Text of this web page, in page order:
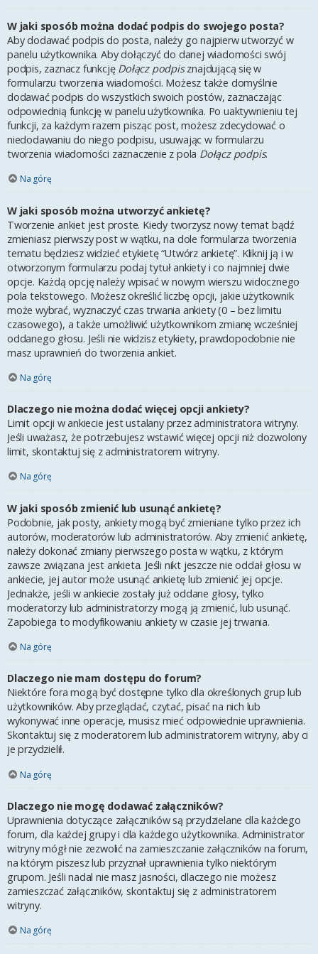
W jaki sposób można dodać podpis do swojego posta?
Aby dodawać podpis do posta, należy go najpierw utworzyć w
panelu użytkownika. Aby dołączyć do danej wiadomości swój
podpis, zaznacz funkcję Dołącz podpisznajdującą się w
formularzu tworzenia wiadomości. Możesz także domyślnie
dodawać podpis do wszystkich swoich postów, zaznaczając
odpowiednią funkcję w panelu użytkownika. Po uaktywnieniu tej
funkcji, za każdym razem pisząc post, możesz zdecydować o
niedodawaniu do niego podpisu, usuwając w formularzu
tworzenia wiadomości zaznaczenie z pola Dołącz podpis.
Na górę
W jaki sposób można utworzyć ankietę?
Tworzenie ankiet jest proste. Kiedy tworzysz nowy temat bądź
zmieniasz pierwszy post w wątku, na dole formularza tworzenia
tematu będziesz widzieć etykietę “Utwórz ankietę”. Kliknij ją i w
otworzonym formularzu podaj tytuł ankiety i co najmniej dwie
opcje. Każdą opcję należy wpisać w nowym wierszu widocznego
pola tekstowego. Możesz określić liczbę opcji, jakie użytkownik
może wybrać, wyznaczyć czas trwania ankiety (0 – bez limitu
czasowego), a także umożliwić użytkownikom zmianę wcześniej
oddanego głosu. Jeśli nie widzisz etykiety, prawdopodobnie nie
masz uprawnień do tworzenia ankiet.
Na górę
Dlaczego nie można dodać więcej opcji ankiety?
Limit opcji w ankiecie jest ustalany przez administratora witryny.
Jeśli uważasz, że potrzebujesz wstawić więcej opcji niż dozwolony
limit, skontaktuj się z administratorem witryny.
Na górę
W jaki sposób zmienić lub usunąć ankietę?
Podobnie, jak posty, ankiety mogą być zmieniane tylko przez ich
autorów, moderatorów lub administratorów. Aby zmienić ankietę,
należy dokonać zmiany pierwszego posta w wątku, z którym
zawsze związana jest ankieta. Jeśli nikt jeszcze nie oddał głosu w
ankiecie, jej autor może usunąć ankietę lub zmienić jej opcje.
Jednakże, jeśli w ankiecie zostały już oddane głosy, tylko
moderatorzy lub administratorzy mogą ją zmienić, lub usunąć.
Zapobiega to modyfikowaniu ankiety w czasie jej trwania.
Na górę
Dlaczego nie mam dostępu do forum?
Niektóre fora mogą być dostępne tylko dla określonych grup lub
użytkowników. Aby przeglądać, czytać, pisać na nich lub
wykonywać inne operacje, musisz mieć odpowiednie uprawnienia.
Skontaktuj się z moderatorem lub administratorem witryny, aby ci
je przydzielił.
Na górę
Dlaczego nie mogę dodawać załączników?
Uprawnienia dotyczące załączników są przydzielane dla każdego
forum, dla każdej grupy i dla każdego użytkownika. Administrator
witryny mógł nie zezwolić na zamieszczanie załączników na forum,
na którym piszesz lub przyznał uprawnienia tylko niektórym
grupom. Jeśli nadal nie masz jasności, dlaczego nie możesz
zamieszczać załączników, skontaktuj się z administratorem
witryny.
Na górę